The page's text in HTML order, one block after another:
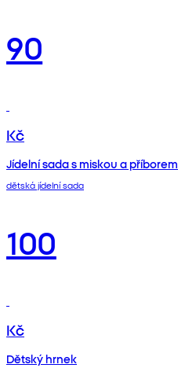
90
Kč
Jídelní sada s miskou a příborem
dětská jídelní sada
100
Kč
Dětský hrnek